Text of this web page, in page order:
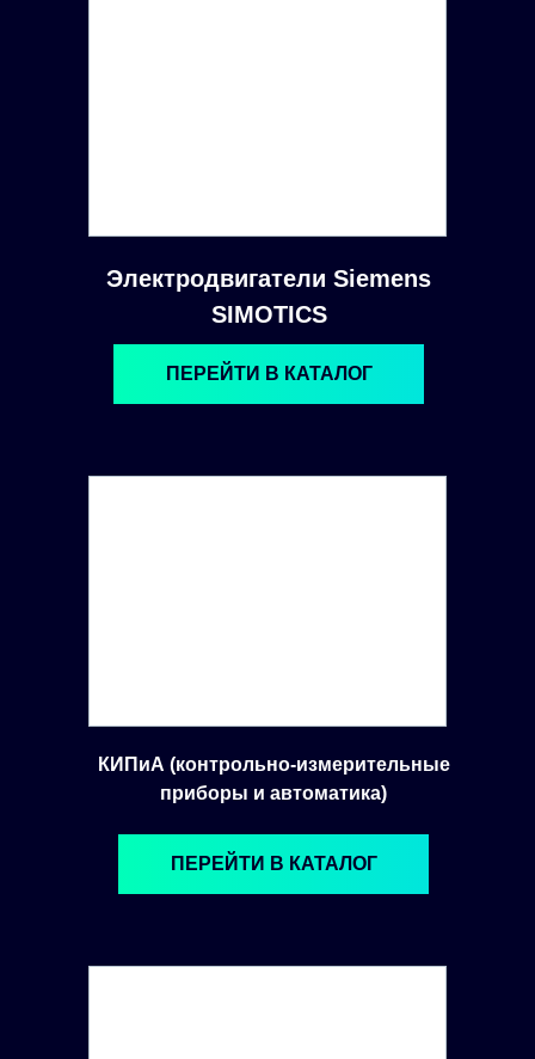
Электродвигатели Siemens
SIMOTICS
ПЕРЕЙТИ В КАТАЛОГ
КИПиА (контрольно-измерительные
приборы и автоматика)
ПЕРЕЙТИ В КАТАЛОГ